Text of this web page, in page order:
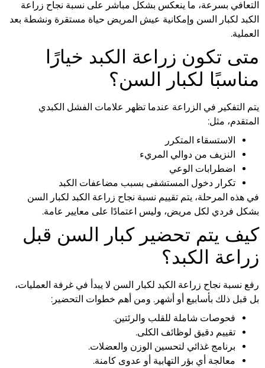
التعافي بسرعة، ما ينعكس بشكل مباشر على نسبة نجاح زراعة
الكبد لكبار السن وإمكانية عيش المريض حياة مستقرة ونشطة بعد
العملية.
متى تكون زراعة الكبد خيارًا
مناسبًا لكبار السن؟
يتم التفكير في الزراعة عندما تظهر علامات الفشل الكبدي
المتقدم، مثل:
الاستسقاء المتكرر
النزيف من دوالي المريء
اضطرابات الوعي
تكرار دخول المستشفى بسبب مضاعفات الكبد
في هذه المرحلة، يتم تقييم نسبة نجاح زراعة الكبد لكبار السن
بشكل فردي لكل مريض، وليس اعتمادًا على معايير عامة.
كيف يتم تحضير كبار السن قبل
زراعة الكبد؟
رفع نسبة نجاح زراعة الكبد لكبار السن لا يبدأ في غرفة العمليات،
بل قبل ذلك بأسابيع أو أشهر. ومن أهم خطوات التحضير:
فحوصات شاملة للقلب والرئتين.
تقييم دقيق لوظائف الكلى.
برنامج غذائي لتحسين الوزن والعضلات.
معالجة أي بؤر التهابية أو عدوى كامنة.